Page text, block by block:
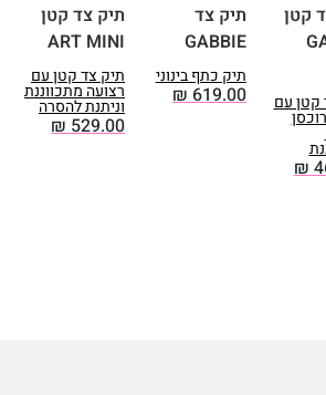
קטן
קטן עם
₪
תיק צד
GABBIE
תיק כתף בינוני
₪619.00
תיק צד קטן
ART MINI
תיק צד קטן עם
רצועה מתכווננת
וניתנת להסרה
₪529.00